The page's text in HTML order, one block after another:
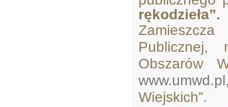
rękodzieła”.
Publicznej,
Obszarów
www.umwd.pl
Wiejskich”.